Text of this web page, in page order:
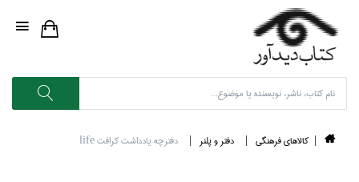
كالاهاي فرهنگي دفتر و پلنر دفترچه يادداشت كرافت life